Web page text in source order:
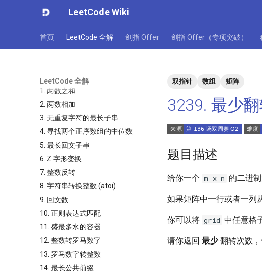
LeetCode Wiki
首页 LeetCode 全解 剑指 Offer 剑指 Offer（专项突破）
LeetCode 全解
1. 两数之和
2. 两数相加
3. 无重复字符的最长子串
4. 寻找两个正序数组的中位数
5. 最长回文子串
6. Z 字形变换
7. 整数反转
8. 字符串转换整数 (atoi)
9. 回文数
10. 正则表达式匹配
11. 盛最多水的容器
12. 整数转罗马数字
13. 罗马数字转整数
14. 最长公共前缀
双指针 数组 矩阵
3239. 最少
题目描述
给你一个 m x n 的二进
如果矩阵中一行或者一列
你可以将 grid 中任意格
请你返回 最少翻转次数